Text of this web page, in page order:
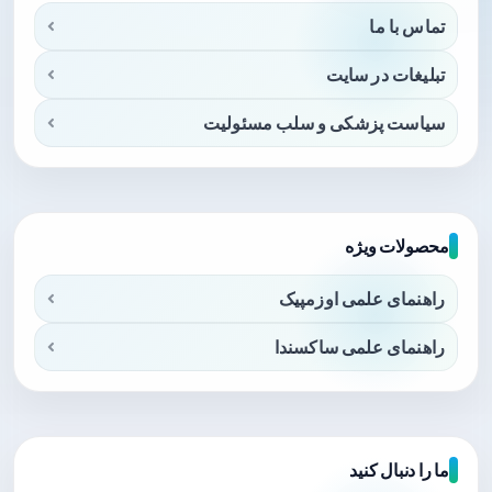
تماس با ما
تبلیغات در سایت
سیاست پزشکی و سلب مسئولیت
محصولات ویژه
راهنمای علمی اوزمپیک
راهنمای علمی ساکسندا
ما را دنبال کنید